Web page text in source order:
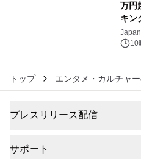
万円
キン
浴シ
ズ（
10
トップ エンタメ・カルチャ
プレスリリース配信
サポート